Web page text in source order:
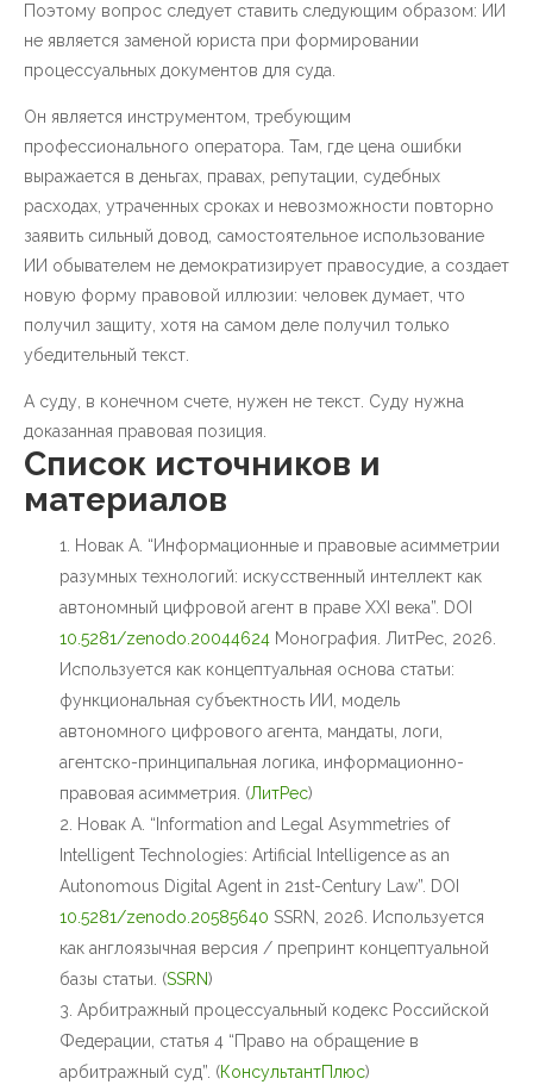
Поэтому вопрос следует ставить следующим образом: ИИ
не является заменой юриста при формировании
процессуальных документов для суда.
Он является инструментом, требующим
профессионального оператора. Там, где цена ошибки
выражается в деньгах, правах, репутации, судебных
расходах, утраченных сроках и невозможности повторно
заявить сильный довод, самостоятельное использование
ИИ обывателем не демократизирует правосудие, а создает
новую форму правовой иллюзии: человек думает, что
получил защиту, хотя на самом деле получил только
убедительный текст.
А суду, в конечном счете, нужен не текст. Суду нужна
доказанная правовая позиция.
Список источников и
материалов
Новак А. “Информационные и правовые асимметрии
разумных технологий: искусственный интеллект как
автономный цифровой агент в праве XXI века”. DOI
10.5281/zenodo.20044624 Монография. ЛитРес, 2026.
Используется как концептуальная основа статьи:
функциональная субъектность ИИ, модель
автономного цифрового агента, мандаты, логи,
агентско-принципальная логика, информационно-
правовая асимметрия. (ЛитРес⁠)
Новак А. “Information and Legal Asymmetries of
Intelligent Technologies: Artificial Intelligence as an
Autonomous Digital Agent in 21st-Century Law”. DOI
10.5281/zenodo.20585640 SSRN, 2026. Используется
как англоязычная версия / препринт концептуальной
базы статьи. (SSRN⁠)
Арбитражный процессуальный кодекс Российской
Федерации, статья 4 “Право на обращение в
арбитражный суд”. (КонсультантПлюс⁠)